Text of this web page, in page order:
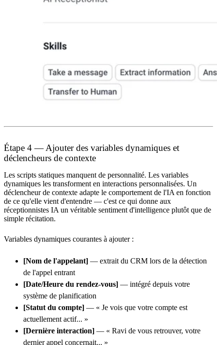
Étape 4 — Ajouter des variables dynamiques et
déclencheurs de contexte
Les scripts statiques manquent de personnalité. Les variables
dynamiques les transforment en interactions personnalisées. Un
déclencheur de contexte adapte le comportement de l'IA en fonction
de ce qu'elle vient d'entendre — c'est ce qui donne aux
réceptionnistes IA un véritable sentiment d'intelligence plutôt que de
simple récitation.
Variables dynamiques courantes à ajouter :
[Nom de l'appelant] — extrait du CRM lors de la détection
de l'appel entrant
[Date/Heure du rendez-vous] — intégré depuis votre
système de planification
[Statut du compte] — « Je vois que votre compte est
actuellement actif... »
[Dernière interaction] — « Ravi de vous retrouver, votre
dernier appel concernait... »